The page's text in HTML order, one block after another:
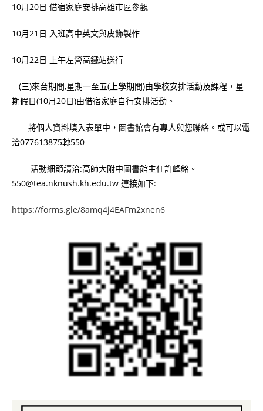
10月20日 借宿家庭安排高雄市區參觀
10月21日 入班高中英文與皮飾製作
10月22日 上午左營高鐵站送行
(三)來台期間,星期一至五(上學期間)由學校安排活動及課程，星
期假日(10月20日)由借宿家庭自行安排活動。
將個人資料填入表單中，圖書館會有專人與您聯絡。或可以電
洽077613875轉550
活動細節請洽:高師大附中圖書館主任許峰銘。
550@tea.nknush.kh.edu.tw 連接如下:
https://forms.gle/8amq4j4EAFm2xnen6